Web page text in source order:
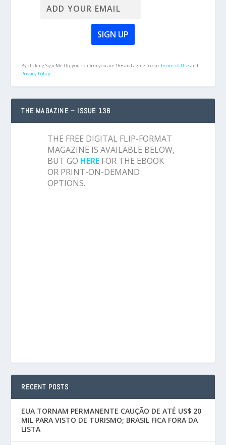
By clicking Sign Me Up, you confirm you are 16+ and agree to ourTerms of Useand
Privacy Policy.
THE MAGAZINE – ISSUE 136
THE FREE DIGITAL FLIP-FORMAT
MAGAZINE IS AVAILABLE BELOW,
BUT GO HERE FOR THE EBOOK
OR PRINT-ON-DEMAND
OPTIONS.
RECENT POSTS
EUA TORNAM PERMANENTE CAUÇÃO DE ATÉ US$ 20
MIL PARA VISTO DE TURISMO; BRASIL FICA FORA DA
LISTA